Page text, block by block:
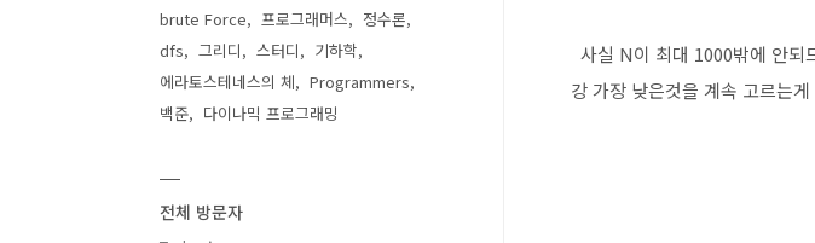
사실 N이 최대 1000밖에 안되
강 가장 낮은것을 계속 고르는
brute Force
프로그래머스
정수론
dfs
그리디 스터디
기하학
에라토스테네스의 체
Programmers
백준
다이나믹 프로그래밍
전체 방문자